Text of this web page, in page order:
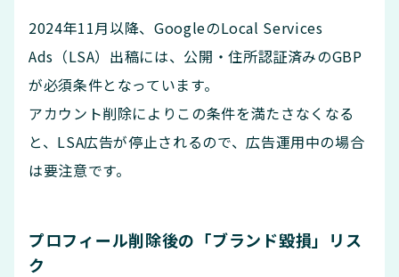
2024年11月以降、GoogleのLocal Services
Ads（LSA）出稿には、公開・住所認証済みのGBP
が必須条件となっています。
アカウント削除によりこの条件を満たさなくなる
と、LSA広告が停止されるので、広告運用中の場合
は要注意です。
プロフィール削除後の「ブランド毀損」リス
ク